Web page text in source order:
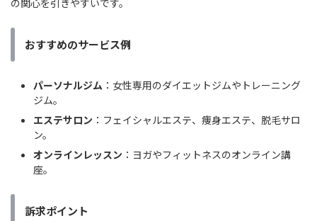
おすすめのサービス例
パーソナルジム ：女性専用のダイエットジムやトレーニング
ジム。
エステサロン ：フェイシャルエステ、痩身エステ、脱毛サロ
ン。
オンラインレッスン ：ヨガやフィットネスのオンライン講
座。
訴求ポイント